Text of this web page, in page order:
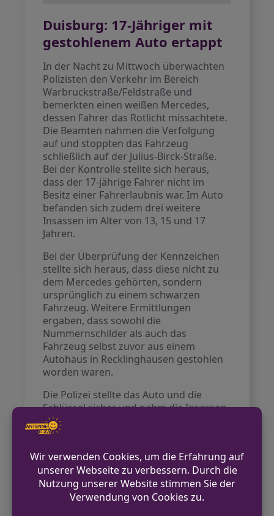
Duisburg: 17-Jähriger mit
gestohlenem Auto ertappt
In der Nacht zu Mittwoch überwachten
Polizisten den Verkehr im Bereich
Warbruckstraße/Feldstraße und
bemerkten einen weißen Mercedes,
dessen Fahrer das Rotlicht missachtete.
Die Beamten nahmen die Verfolgung
auf und stoppten das Fahrzeug
schließlich auf der Julius-Birck-Straße.
Bei der Kontrolle stellte sich heraus,
dass der 17-jährige Fahrer nicht im
Besitz einer Fahrerlaubnis war. Im Auto
befanden sich zudem drei weitere
Insassen im Alter von 13, 15 und 17
Jahren.
Bei der Überprüfung der Kennzeichen
stellte sich heraus, dass diese nicht zu
dem Mercedes gehörten, sondern
ursprünglich zu einem schwarzen
Fahrzeug. Weitere Ermittlungen
ergaben, dass sowohl die
Nummernschilder als auch das
Fahrzeug selbst zuvor aus einem
Autohaus in Recklinghausen gestohlen
worden waren.
Die Polizei stellte das Auto und die
Schlüssel sicher und nahm die Insassen
zur Polizeiinspektion Hamborn, wo
deren Identitäten festgestellt wurden.
Anzeige wegen Fahrens ohne
Fahrerlaubnis und eine
Ordnungswidrigkeitenanzeige wegen
des Rotlichtverstoßes. Die